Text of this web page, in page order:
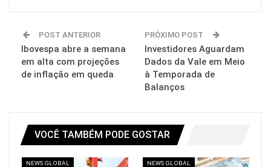
POST ANTERIOR
Ibovespa abre a semana
em alta com projeções
de inflação em queda
PRÓXIMO POST
Investidores Aguardam
Dados da Vale em Meio
à Temporada de
Balanços
VOCÊ TAMBÉM PODE GOSTAR
NEWS GLOBAL NEWS GLOBAL